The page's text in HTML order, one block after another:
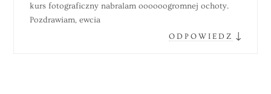
kurs fotograficzny nabralam oooooogromnej ochoty.
Pozdrawiam, ewcia
ODPOWIEDZ ↓